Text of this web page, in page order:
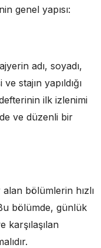
genel yapısı:
adı, soyadı,
stajın yapıldığı
ilk izlenimi
ve düzenli bir
bölümlerin hızlı
bölümde, günlük
karşılaşılan